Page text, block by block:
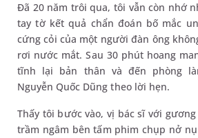
Đã 20 năm trôi qua, tôi vẫn còn nhớ
tay tờ kết quả chẩn đoán bố mắc
cứng cỏi của một người đàn ông
rơi nước mắt. Sau 30 phút hoang
tĩnh lại bản thân và đến phòng
Nguyễn Quốc Dũng theo lời hẹn.
Thấy tôi bước vào, vị bác sĩ với
trầm ngâm bên tấm phim chụp nở